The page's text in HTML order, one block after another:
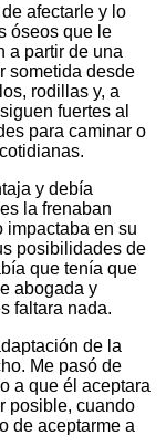
afectarle y lo
óseos que le
a partir de una
sometida desde
rodillas y, a
fuertes al
para caminar o
y debía
la frenaban
impactaba en su
posibilidades de
que tenía que
abogada y
faltara nada.
de la
Me pasó de
a que él aceptara
posible, cuando
de aceptarme a